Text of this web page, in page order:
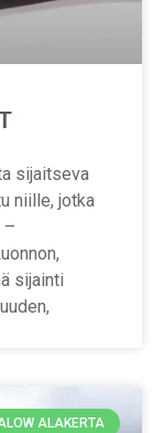
sijaitseva
niille, jotka
–
sijainti
ALAKERTA